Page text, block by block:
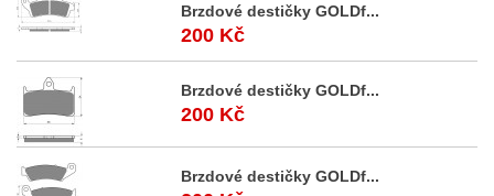
Brzdové destičky GOLDf...
200 Kč
Brzdové destičky GOLDf...
200 Kč
Brzdové destičky GOLDf...